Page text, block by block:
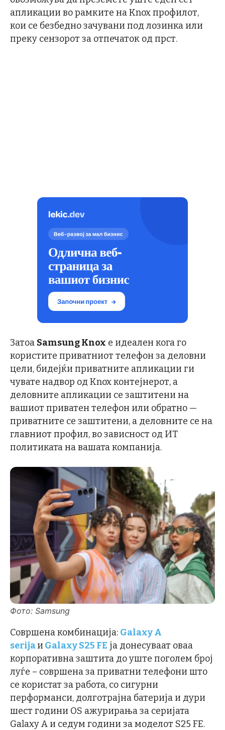
апликации во рамките на Knox профилот,
кои се безбедно зачувани под лозинка или
преку сензорот за отпечаток од прст.
Затоа Samsung Knox е идеален кога го
користите приватниот телефон за деловни
цели, бидејќи приватните апликации ги
чувате надвор од Knox контејнерот, а
деловните апликации се заштитени на
вашиот приватен телефон или обратно —
приватните се заштитени, а деловните се на
главниот профил, во зависност од ИТ
политиката на вашата компанија.
Фото: Samsung
Совршена комбинација: Galaxy A
serijaи Galaxy S25 FE ја донесуваат оваа
корпоративна заштита до уште поголем број
луѓе – совршена за приватни телефони што
се користат за работа, со сигурни
перформанси, долготрајна батерија и дури
шест години OS ажурирања за серијата
Galaxy A и седум години за моделот S25 FE.